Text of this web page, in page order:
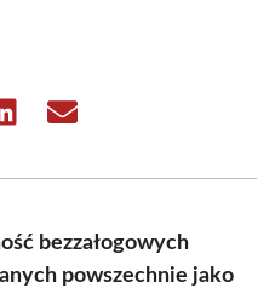
Share Share
bezzałogowych
powszechnie jako